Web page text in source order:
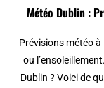
Météo Dublin :
Prévisions météo
ou
Dublin ? Voici de